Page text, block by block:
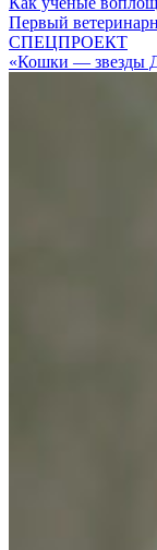
Первый
СПЕЦПРОЕКТ
«Кошки — звезды